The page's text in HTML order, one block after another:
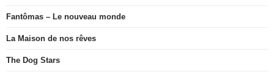
Fantômas – Le nouveau monde
La Maison de nos rêves
The Dog Stars